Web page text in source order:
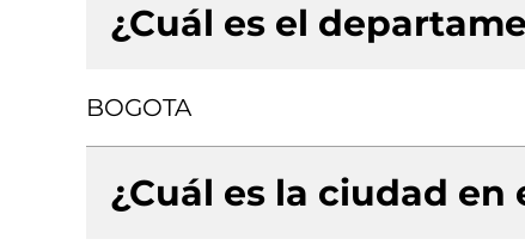
¿Cuál es el
BOGOTA
¿Cuál es la ciudad en